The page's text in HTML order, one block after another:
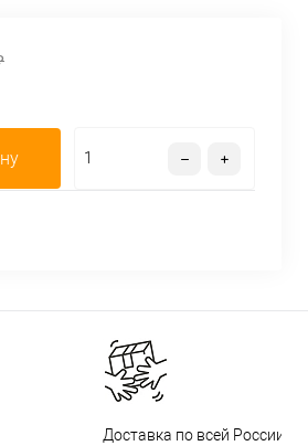
Доставка по всей России